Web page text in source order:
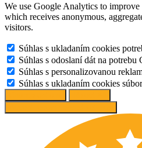
We use Google Analytics to improve
which receives anonymous,
visitors.
Súhlas s ukladaním cookies
Súhlas s odoslaní dát na potrebu
Súhlas s personalizovanou
Súhlas s ukladaním cookies